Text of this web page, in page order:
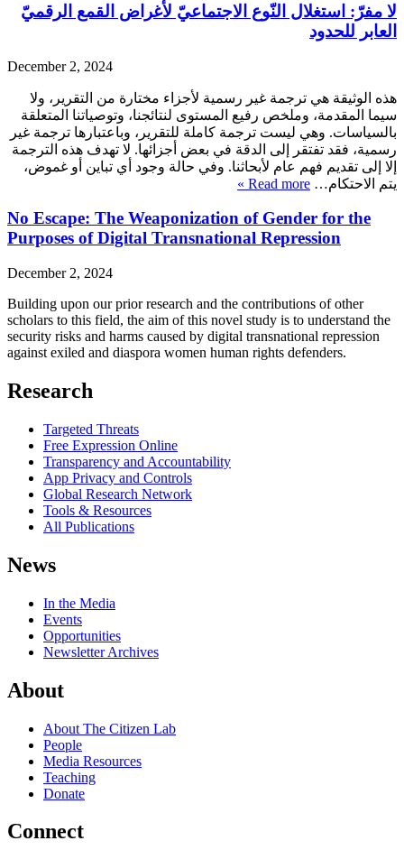
لا مفرّ: استغلال النّوع الاجتماعيّ لأغراض القمع الرقميّ
العابر للحدود
December 2, 2024
هذه الوثيقة هي ترجمة غير رسمية لأجزاء مختارة من التقرير، ولا
سيما المقدمة، وملخص رفيع المستوى لنتائجنا، وتوصياتنا المتعلقة
بالسياسات. وهي ليست ترجمة كاملة للتقرير، وباعتبارها ترجمة غير
رسمية، فقد تفتقر إلى الدقة في بعض أجزائها. لا تهدف هذه الترجمة
إلا إلى تقديم فهم عام لأبحاثنا. وفي حالة وجود أي تباين أو غموض،
يتم الاحتكام… Read more »
No Escape: The Weaponization of Gender for the
Purposes of Digital Transnational Repression
December 2, 2024
Building upon our prior research and the contributions of other
scholars to this field, the aim of this novel study is to understand the
security risks and harms caused by digital transnational repression
against exiled and diaspora women human rights defenders.
Research
Targeted Threats
Free Expression Online
Transparency and Accountability
App Privacy and Controls
Global Research Network
Tools & Resources
All Publications
News
In the Media
Events
Opportunities
Newsletter Archives
About
About The Citizen Lab
People
Media Resources
Teaching
Donate
Connect